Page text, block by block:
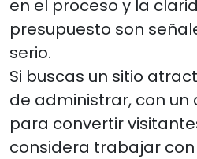
en el proceso y la
presupuesto son
serio.
Si buscas un sitio
de administrar, con un
para convertir
considera trabajar